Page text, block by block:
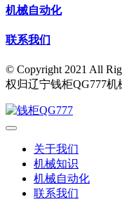
机械自动化
联系我们
© Copyright 2021 All
权归辽宁钱柜QG777
关于我们
机械知识
机械自动化
联系我们